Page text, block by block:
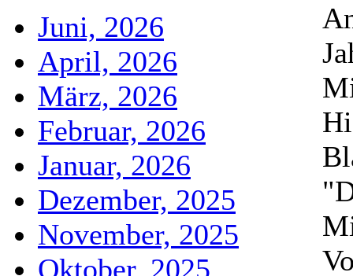
Juni, 2026
April, 2026
März, 2026
Februar, 2026
Januar, 2026
Dezember, 2025
November, 2025
Oktober, 2025